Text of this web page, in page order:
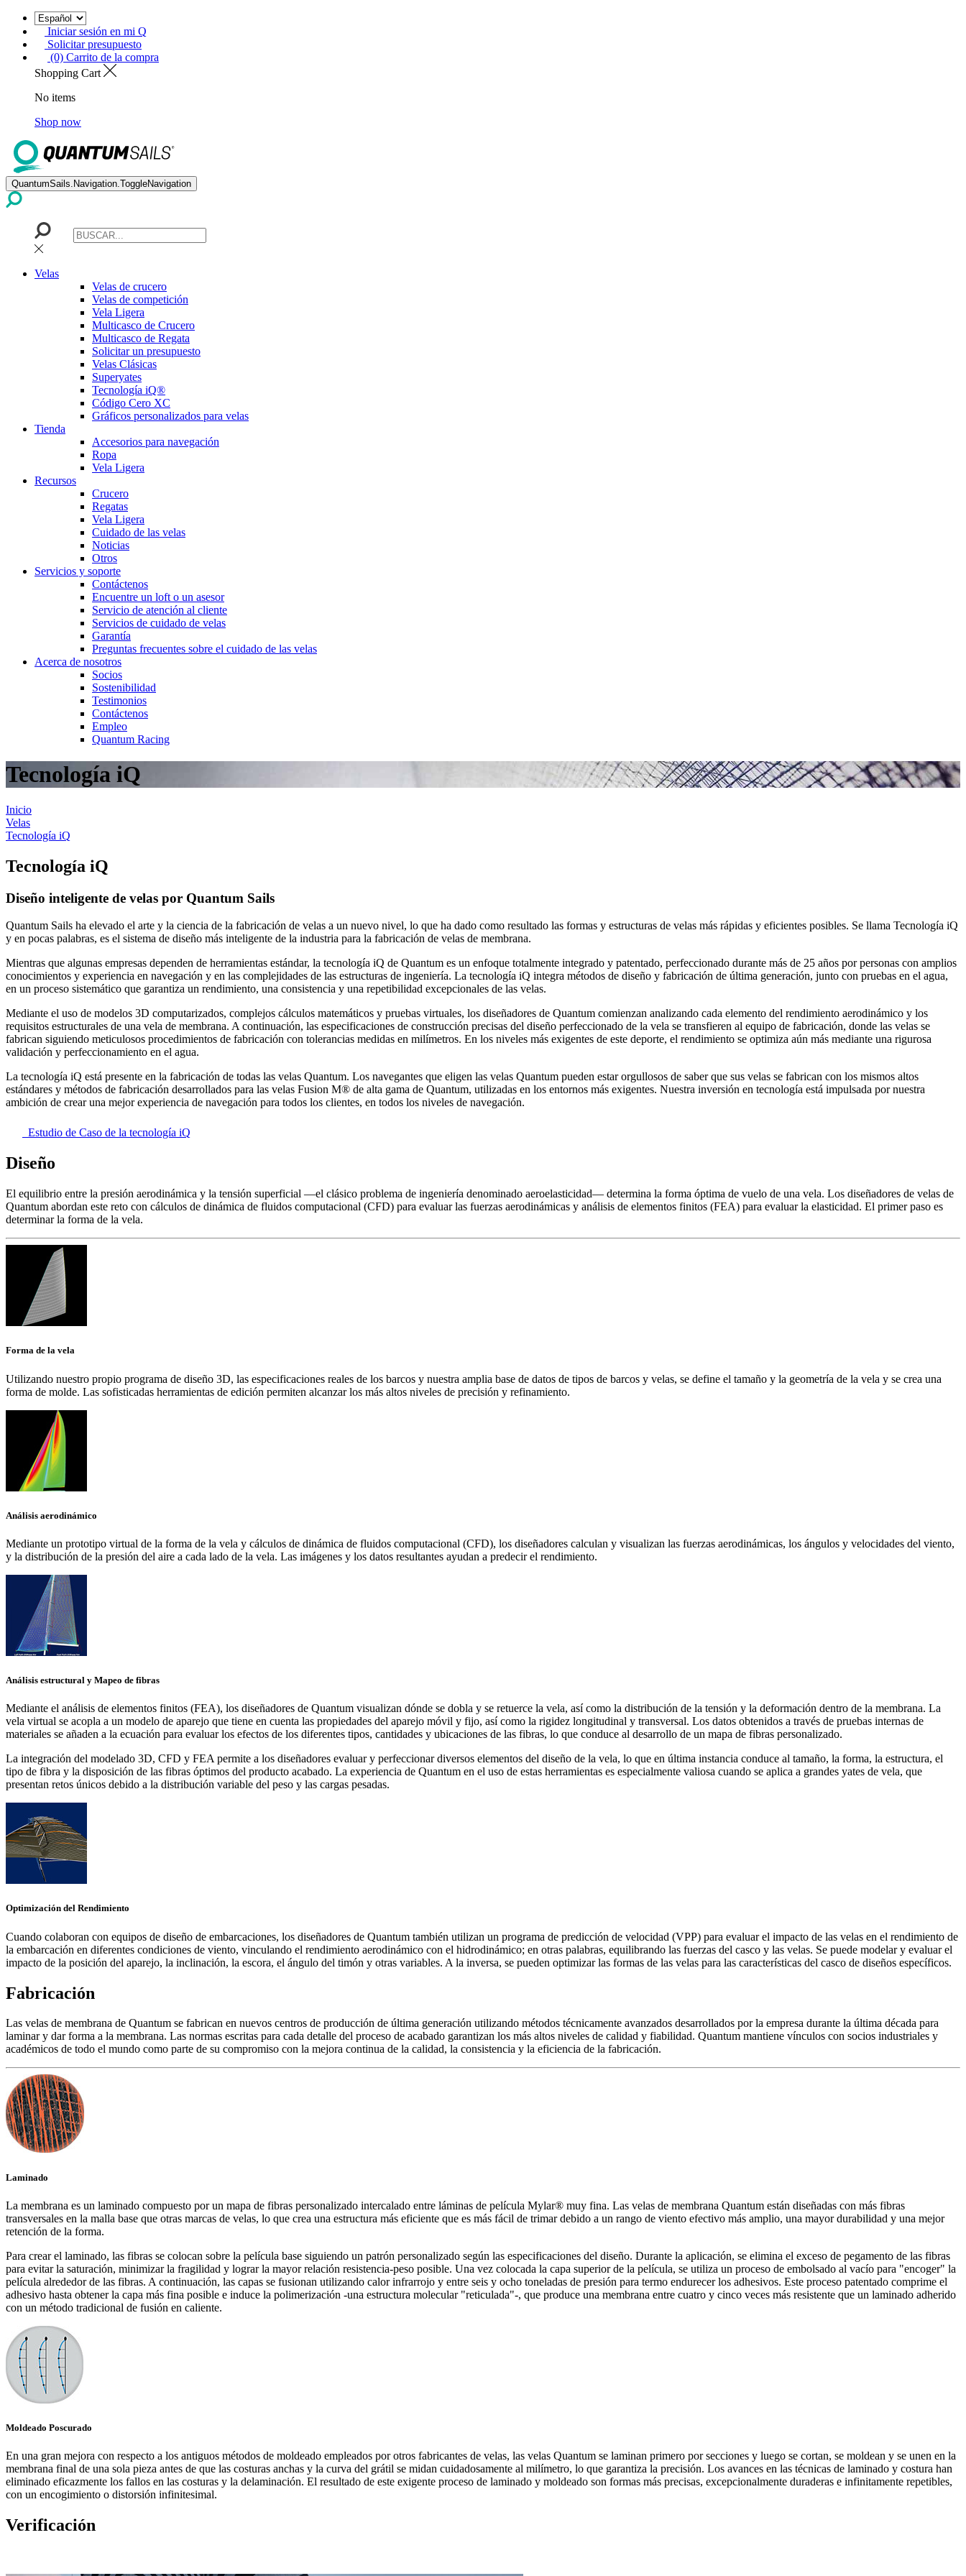
Iniciar sesión en mi Q
Solicitar presupuesto
(0) Carrito de la compra
Shopping Cart
No items
Shop now
QuantumSails.Navigation.ToggleNavigation
Velas
Velas de crucero
Velas de competición
Vela Ligera
Multicasco de Crucero
Multicasco de Regata
Solicitar un presupuesto
Velas Clásicas
Superyates
Tecnología iQ®
Código Cero XC
Gráficos personalizados para velas
Tienda
Accesorios para navegación
Ropa
Vela Ligera
Recursos
Crucero
Regatas
Vela Ligera
Cuidado de las velas
Noticias
Otros
Servicios y soporte
Contáctenos
Encuentre un loft o un asesor
Servicio de atención al cliente
Servicios de cuidado de velas
Garantía
Preguntas frecuentes sobre el cuidado de las velas
Acerca de nosotros
Socios
Sostenibilidad
Testimonios
Contáctenos
Empleo
Quantum Racing
Tecnología iQ
Inicio
Velas
Tecnología iQ
Tecnología iQ
Diseño inteligente de velas por Quantum Sails
Quantum Sails ha elevado el arte y la ciencia de la fabricación de velas a un nuevo nivel, lo que ha dado como resultado las formas y estructuras de velas más rápidas y eficientes posibles. Se llama Tecnología iQ
y en pocas palabras, es el sistema de diseño más inteligente de la industria para la fabricación de velas de membrana.
Mientras que algunas empresas dependen de herramientas estándar, la tecnología iQ de Quantum es un enfoque totalmente integrado y patentado, perfeccionado durante más de 25 años por personas con amplios
conocimientos y experiencia en navegación y en las complejidades de las estructuras de ingeniería. La tecnología iQ integra métodos de diseño y fabricación de última generación, junto con pruebas en el agua,
en un proceso sistemático que garantiza un rendimiento, una consistencia y una repetibilidad excepcionales de las velas.
Mediante el uso de modelos 3D computarizados, complejos cálculos matemáticos y pruebas virtuales, los diseñadores de Quantum comienzan analizando cada elemento del rendimiento aerodinámico y los
requisitos estructurales de una vela de membrana. A continuación, las especificaciones de construcción precisas del diseño perfeccionado de la vela se transfieren al equipo de fabricación, donde las velas se
fabrican siguiendo meticulosos procedimientos de fabricación con tolerancias medidas en milímetros. En los niveles más exigentes de este deporte, el rendimiento se optimiza aún más mediante una rigurosa
validación y perfeccionamiento en el agua.
La tecnología iQ está presente en la fabricación de todas las velas Quantum. Los navegantes que eligen las velas Quantum pueden estar orgullosos de saber que sus velas se fabrican con los mismos altos
estándares y métodos de fabricación desarrollados para las velas Fusion M® de alta gama de Quantum, utilizadas en los entornos más exigentes. Nuestra inversión en tecnología está impulsada por nuestra
ambición de crear una mejor experiencia de navegación para todos los clientes, en todos los niveles de navegación.
Estudio de Caso de la tecnología iQ
Diseño
El equilibrio entre la presión aerodinámica y la tensión superficial —el clásico problema de ingeniería denominado aeroelasticidad— determina la forma óptima de vuelo de una vela. Los diseñadores de velas de
Quantum abordan este reto con cálculos de dinámica de fluidos computacional (CFD) para evaluar las fuerzas aerodinámicas y análisis de elementos finitos (FEA) para evaluar la elasticidad. El primer paso es
determinar la forma de la vela.
Forma de la vela
Utilizando nuestro propio programa de diseño 3D, las especificaciones reales de los barcos y nuestra amplia base de datos de tipos de barcos y velas, se define el tamaño y la geometría de la vela y se crea una
forma de molde. Las sofisticadas herramientas de edición permiten alcanzar los más altos niveles de precisión y refinamiento.
Análisis aerodinámico
Mediante un prototipo virtual de la forma de la vela y cálculos de dinámica de fluidos computacional (CFD), los diseñadores calculan y visualizan las fuerzas aerodinámicas, los ángulos y velocidades del viento,
y la distribución de la presión del aire a cada lado de la vela. Las imágenes y los datos resultantes ayudan a predecir el rendimiento.
Análisis estructural y Mapeo de fibras
Mediante el análisis de elementos finitos (FEA), los diseñadores de Quantum visualizan dónde se dobla y se retuerce la vela, así como la distribución de la tensión y la deformación dentro de la membrana. La
vela virtual se acopla a un modelo de aparejo que tiene en cuenta las propiedades del aparejo móvil y fijo, así como la rigidez longitudinal y transversal. Los datos obtenidos a través de pruebas internas de
materiales se añaden a la ecuación para evaluar los efectos de los diferentes tipos, cantidades y ubicaciones de las fibras, lo que conduce al desarrollo de un mapa de fibras personalizado.
La integración del modelado 3D, CFD y FEA permite a los diseñadores evaluar y perfeccionar diversos elementos del diseño de la vela, lo que en última instancia conduce al tamaño, la forma, la estructura, el
tipo de fibra y la disposición de las fibras óptimos del producto acabado. La experiencia de Quantum en el uso de estas herramientas es especialmente valiosa cuando se aplica a grandes yates de vela, que
presentan retos únicos debido a la distribución variable del peso y las cargas pesadas.
Optimización del Rendimiento
Cuando colaboran con equipos de diseño de embarcaciones, los diseñadores de Quantum también utilizan un programa de predicción de velocidad (VPP) para evaluar el impacto de las velas en el rendimiento de
la embarcación en diferentes condiciones de viento, vinculando el rendimiento aerodinámico con el hidrodinámico; en otras palabras, equilibrando las fuerzas del casco y las velas. Se puede modelar y evaluar el
impacto de la posición del aparejo, la inclinación, la escora, el ángulo del timón y otras variables. A la inversa, se pueden optimizar las formas de las velas para las características del casco de diseños específicos.
Fabricación
Las velas de membrana de Quantum se fabrican en nuevos centros de producción de última generación utilizando métodos técnicamente avanzados desarrollados por la empresa durante la última década para
laminar y dar forma a la membrana. Las normas escritas para cada detalle del proceso de acabado garantizan los más altos niveles de calidad y fiabilidad. Quantum mantiene vínculos con socios industriales y
académicos de todo el mundo como parte de su compromiso con la mejora continua de la calidad, la consistencia y la eficiencia de la fabricación.
Laminado
La membrana es un laminado compuesto por un mapa de fibras personalizado intercalado entre láminas de película Mylar® muy fina. Las velas de membrana Quantum están diseñadas con más fibras
transversales en la malla base que otras marcas de velas, lo que crea una estructura más eficiente que es más fácil de trimar debido a un rango de viento efectivo más amplio, una mayor durabilidad y una mejor
retención de la forma.
Para crear el laminado, las fibras se colocan sobre la película base siguiendo un patrón personalizado según las especificaciones del diseño. Durante la aplicación, se elimina el exceso de pegamento de las fibras
para evitar la saturación, minimizar la fragilidad y lograr la mayor relación resistencia-peso posible. Una vez colocada la capa superior de la película, se utiliza un proceso de embolsado al vacío para "encoger" la
película alrededor de las fibras. A continuación, las capas se fusionan utilizando calor infrarrojo y entre seis y ocho toneladas de presión para termo endurecer los adhesivos. Este proceso patentado comprime el
adhesivo hasta obtener la capa más fina posible e induce la polimerización -una estructura molecular "reticulada"-, que produce una membrana entre cuatro y cinco veces más resistente que un laminado adherido
con un método tradicional de fusión en caliente.
Moldeado Poscurado
En una gran mejora con respecto a los antiguos métodos de moldeado empleados por otros fabricantes de velas, las velas Quantum se laminan primero por secciones y luego se cortan, se moldean y se unen en la
membrana final de una sola pieza antes de que las costuras anchas y la curva del grátil se midan cuidadosamente al milímetro, lo que garantiza la precisión. Los avances en las técnicas de laminado y costura han
eliminado eficazmente los fallos en las costuras y la delaminación. El resultado de este exigente proceso de laminado y moldeado son formas más precisas, excepcionalmente duraderas e infinitamente repetibles,
con un encogimiento o distorsión infinitesimal.
Verificación